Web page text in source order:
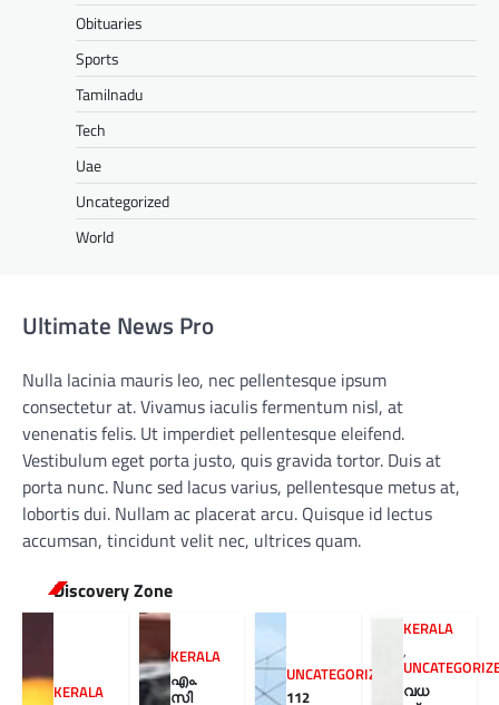
Obituaries
Sports
Tamilnadu
Tech
Uae
Uncategorized
World
Ultimate News Pro
Nulla lacinia mauris leo, nec pellentesque ipsum
consectetur at. Vivamus iaculis fermentum nisl, at
venenatis felis. Ut imperdiet pellentesque eleifend.
Vestibulum eget porta justo, quis gravida tortor. Duis at
porta nunc. Nunc sed lacus varius, pellentesque metus at,
lobortis dui. Nullam ac placerat arcu. Quisque id lectus
accumsan, tincidunt velit nec, ultrices quam.
Discovery Zone
KERALA
KERALA
എം.
സി
UNCATEGORIZED
112
KERALA
,
വധ